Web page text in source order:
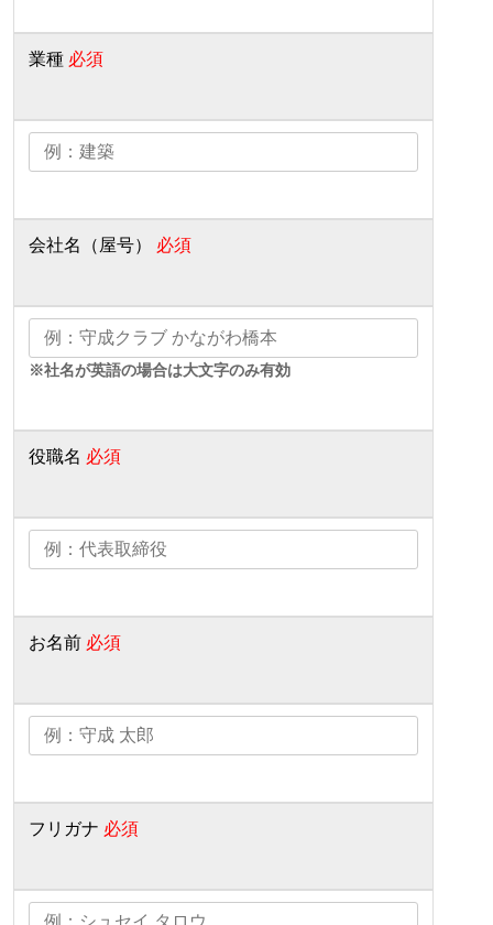
業種 必須
会社名（屋号） 必須
※社名が英語の場合は大文字のみ有効
役職名 必須
お名前 必須
フリガナ 必須